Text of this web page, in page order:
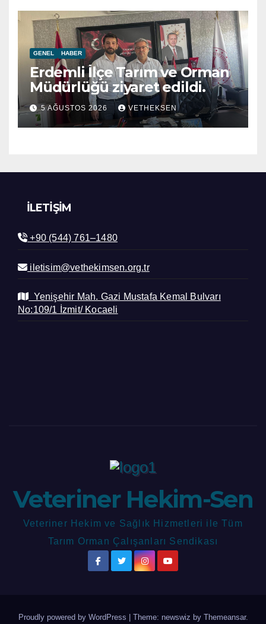
GENEL HABER
Erdemli İlçe Tarım ve Orman
Müdürlüğü ziyaret edildi.
5 AĞUSTOS 2026 VETHEKSEN
İLETIŞIM
+90 (544) 761–1480
iletisim@vethekimsen.org.tr
Yenişehir Mah. Gazi Mustafa Kemal Bulvarı
No:109/1 İzmit/ Kocaeli
Veteriner Hekim-Sen
Veteriner Hekim ve Sağlık Hizmetleri ile Tüm
Tarım Orman Çalışanları Sendikası
Proudly powered by WordPress Theme: newswiz by Themeansar.